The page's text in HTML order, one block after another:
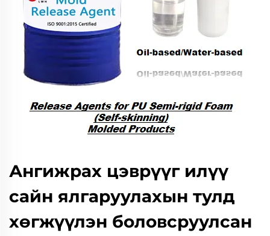
Ангижрах цэврүүг илүү
сайн ялгаруулахын тулд
хөгжүүлэн боловсруулсан